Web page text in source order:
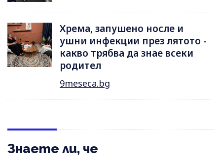
Хрема, запушено носле и
ушни инфекции през лятотo -
какво трябва да знае всеки
родител
9meseca.bg
Знаете ли, че